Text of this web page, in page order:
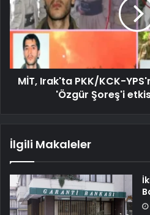
MİT, Irak'ta PKK/KCK-
'Özgür Şoreş'i
İlgili Makaleler